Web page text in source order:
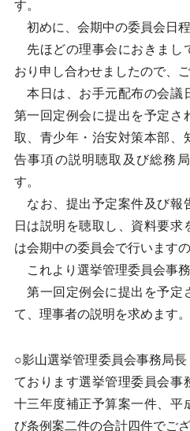
す。
初めに、会期中の委員会日程
先ほどの理事会におきまし
おり申し合わせましたので、
本日は、お手元配布の会議
第一回定例会に提出を予定さ
取、青少年・治安対策本部、
告事項の説明聴取及び総務
す。
なお、提出予定案件及び報
日は説明を聴取し、資料要求
は会期中の委員会で行います
これより選挙管理委員会事務
第一回定例会に提出を予定
て、理事者の説明を求めます。
○影山選挙管理委員会事務局
ております選挙管理委員会事
十三年度補正予算案一件、平
び条例案二件の合計四件でござ